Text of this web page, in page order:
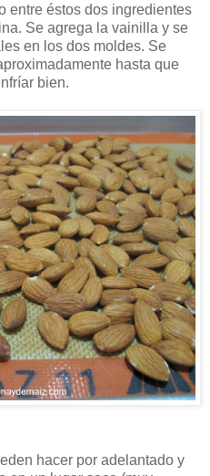
entre éstos dos ingredientes
Se agrega la vainilla y se
en los dos moldes. Se
hasta que
bien.
hacer por adelantado y